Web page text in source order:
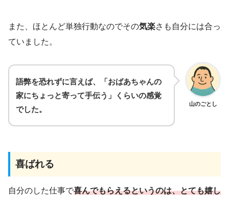
また、ほとんど単独行動なのでその気楽さも自分には合っ
ていました。
山のごとし
語弊を恐れずに言えば、「おばあちゃんの
家にちょっと寄って手伝う」くらいの感覚
でした。
喜ばれる
自分のした仕事で喜んでもらえるというのは、とても嬉し